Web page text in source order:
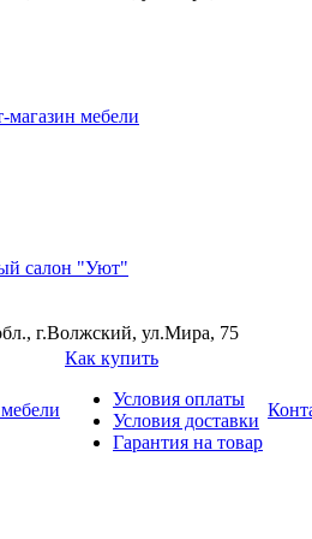
салон "Уют"
г.Волжский, ул.Мира, 75
Как купить
Условия оплаты
Условия доставки
Гарантия на товар